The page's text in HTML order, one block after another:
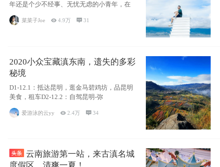
年还是个少不经事、无忧无虑的小青年，在
菜菜子Joe 4.9万 31
2020小众宝藏滇东南，遗失的多彩
秘境
D1-12.1：抵达昆明，逛金马碧鸡坊，品昆明
美食，租车D2-12.2：自驾昆明-弥
爱游泳的云yy 2.4万  34
云南旅游第一站，来古滇名城